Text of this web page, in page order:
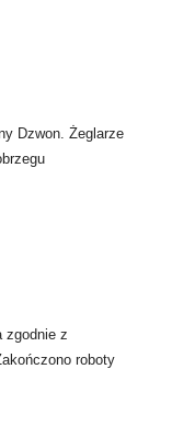
Dzwon. Żeglarze
zgodnie z
roboty